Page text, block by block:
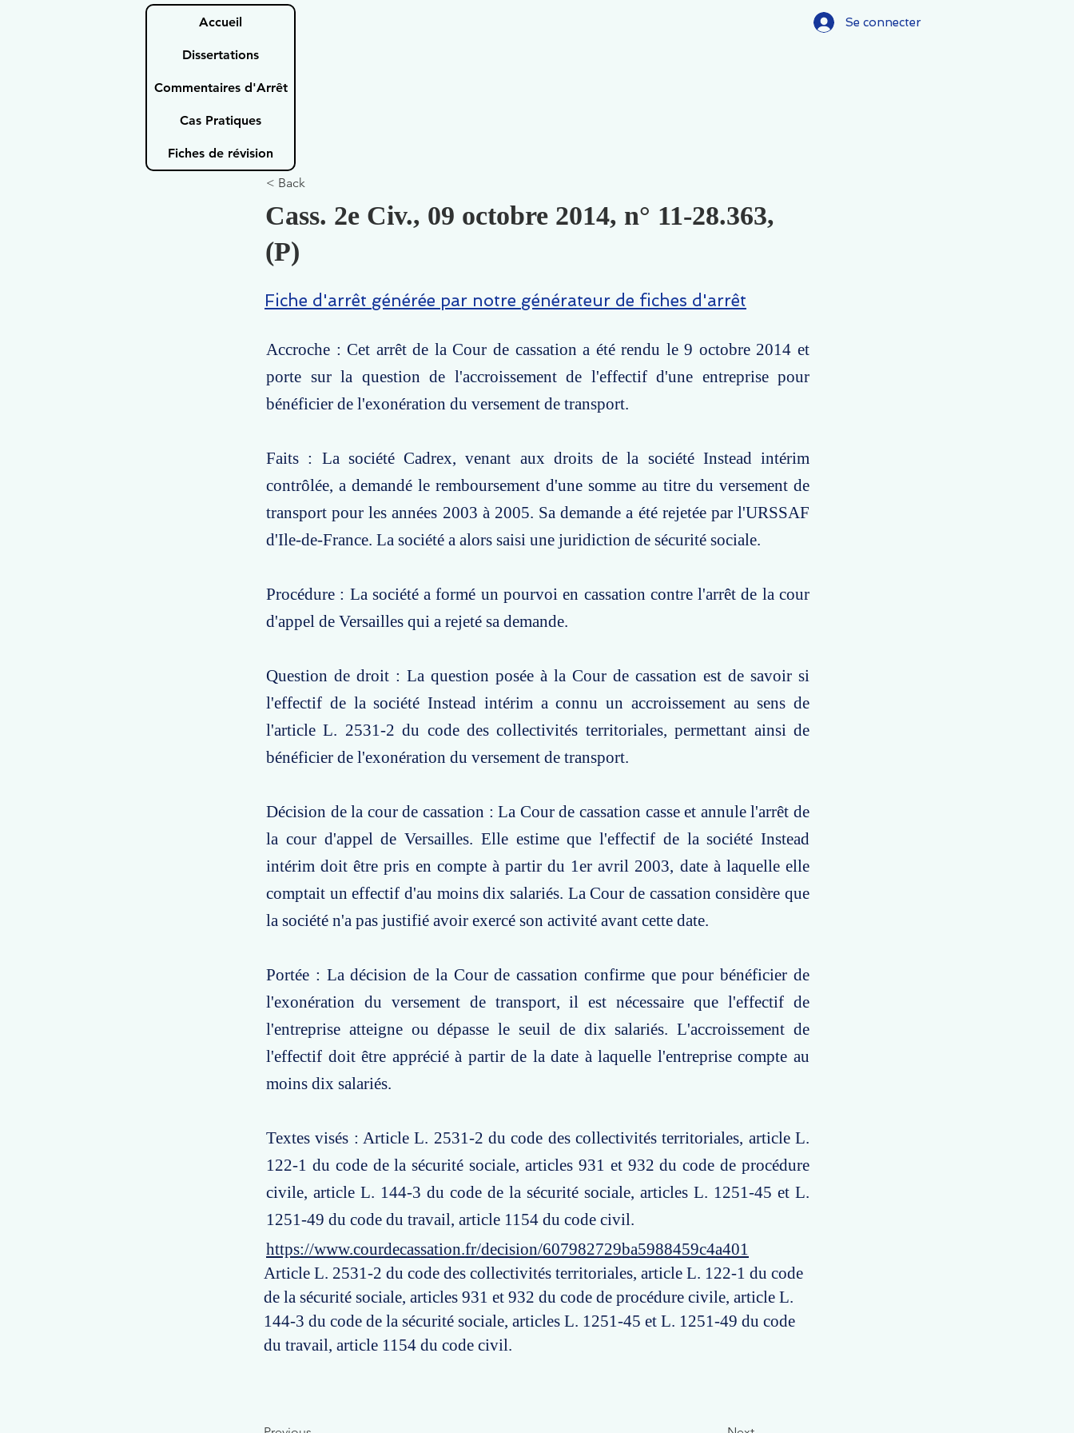
Accueil
Dissertations
Commentaires d'Arrêt
Cas Pratiques
Fiches de révision
Se connecter
< Back
Cass. 2e Civ., 09 octobre 2014, n° 11-28.363,
(P)
Fiche d'arrêt générée par notre générateur de fiches d'arrêt
Accroche : Cet arrêt de la Cour de cassation a été rendu le 9 octobre 2014 et
porte sur la question de l'accroissement de l'effectif d'une entreprise pour
bénéficier de l'exonération du versement de transport.
Faits : La société Cadrex, venant aux droits de la société Instead intérim
contrôlée, a demandé le remboursement d'une somme au titre du versement de
transport pour les années 2003 à 2005. Sa demande a été rejetée par l'URSSAF
d'Ile-de-France. La société a alors saisi une juridiction de sécurité sociale.
Procédure : La société a formé un pourvoi en cassation contre l'arrêt de la cour
d'appel de Versailles qui a rejeté sa demande.
Question de droit : La question posée à la Cour de cassation est de savoir si
l'effectif de la société Instead intérim a connu un accroissement au sens de
l'article L. 2531-2 du code des collectivités territoriales, permettant ainsi de
bénéficier de l'exonération du versement de transport.
Décision de la cour de cassation : La Cour de cassation casse et annule l'arrêt de
la cour d'appel de Versailles. Elle estime que l'effectif de la société Instead
intérim doit être pris en compte à partir du 1er avril 2003, date à laquelle elle
comptait un effectif d'au moins dix salariés. La Cour de cassation considère que
la société n'a pas justifié avoir exercé son activité avant cette date.
Portée : La décision de la Cour de cassation confirme que pour bénéficier de
l'exonération du versement de transport, il est nécessaire que l'effectif de
l'entreprise atteigne ou dépasse le seuil de dix salariés. L'accroissement de
l'effectif doit être apprécié à partir de la date à laquelle l'entreprise compte au
moins dix salariés.
Textes visés : Article L. 2531-2 du code des collectivités territoriales, article L.
122-1 du code de la sécurité sociale, articles 931 et 932 du code de procédure
civile, article L. 144-3 du code de la sécurité sociale, articles L. 1251-45 et L.
1251-49 du code du travail, article 1154 du code civil.
https://www.courdecassation.fr/decision/607982729ba5988459c4a401
Article L. 2531-2 du code des collectivités territoriales, article L. 122-1 du code
de la sécurité sociale, articles 931 et 932 du code de procédure civile, article L.
144-3 du code de la sécurité sociale, articles L. 1251-45 et L. 1251-49 du code
du travail, article 1154 du code civil.